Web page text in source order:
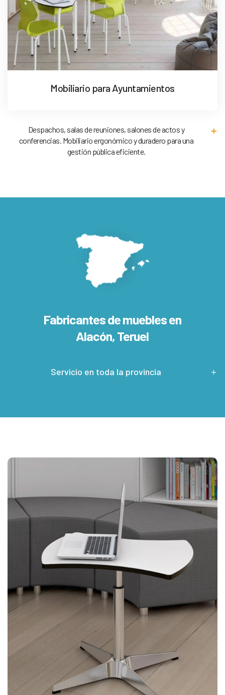
Mobiliario para Ayuntamientos
Despachos, salas de reuniones, salones de actos y
conferencias. Mobiliario ergonómico y duradero para una
gestión pública eficiente.
Fabricantes de muebles en
Alacón, Teruel
Servicio en toda la provincia